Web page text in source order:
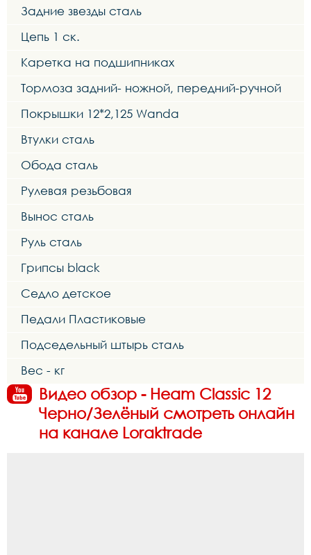
Задние звезды сталь
Цепь 1 ск.
Каретка на подшипниках
Тормоза задний- ножной, передний-ручной
Покрышки 12*2,125 Wanda
Втулки сталь
Обода сталь
Рулевая резьбовая
Вынос сталь
Руль сталь
Грипсы black
Седло детское
Педали Пластиковые
Подседельный штырь сталь
Вес - кг
Видео обзор - Heam Classic 12
Черно/Зелёный смотреть онлайн
на канале Loraktrade